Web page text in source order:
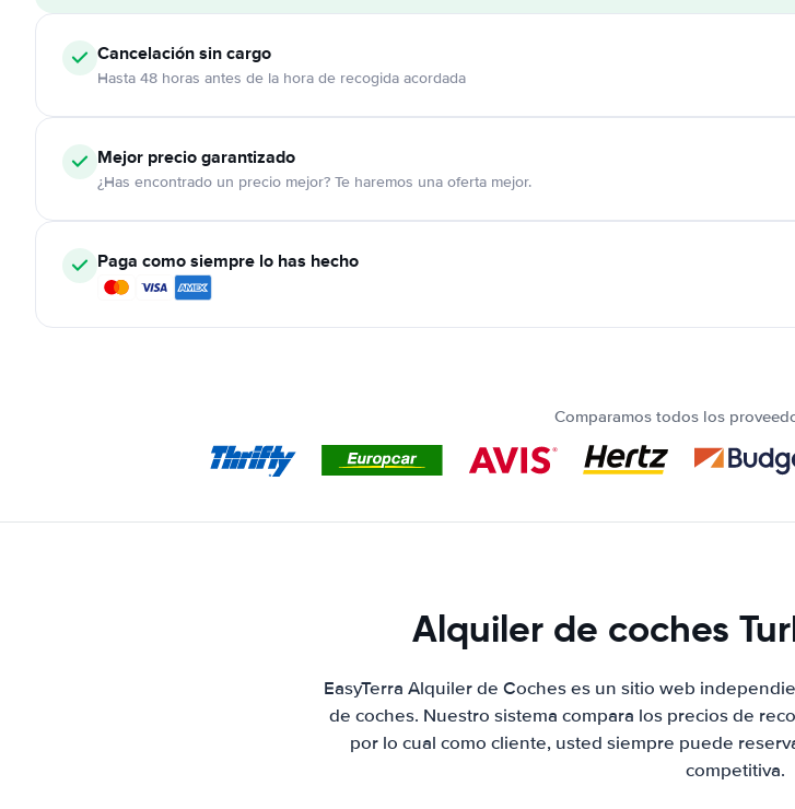
Cancelaciónsin cargo
Hasta 48 horas antes de la hora de recogida acordada
Mejor precio garantizado
¿Has encontrado un precio mejor? Te haremos una oferta mejor.
Paga como siempre lo has hecho
Comparamos todos los
Alquiler de coches
EasyTerra Alquiler de Coches es un sitio web
de coches. Nuestro sistema compara los precios de
por lo cual como cliente, usted siempre puede
competitiva.